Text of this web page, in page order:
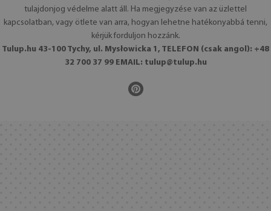
tulajdonjog védelme alatt áll. Ha megjegyzése van az üzlettel
kapcsolatban, vagy ötlete van arra, hogyan lehetne hatékonyabbá tenni,
kérjük forduljon hozzánk.
Tulup.hu 43-100 Tychy, ul. Mysłowicka 1, TELEFON (csak angol): +48
32 700 37 99 EMAIL: tulup@tulup.hu